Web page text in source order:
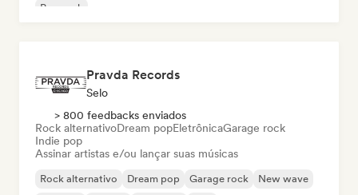
Pop rock
Pravda Records
Selo
> 800 feedbacks enviados
Rock alternativoDream popEletrônicaGarage rock
Indie pop
Assinar artistas e/ou lançar suas músicas
Rock alternativo Dream pop Garage rock
New wave